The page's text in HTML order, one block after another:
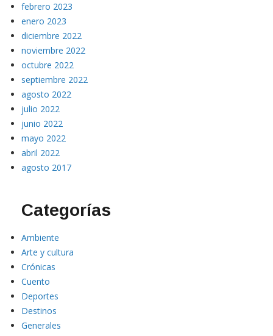
febrero 2023
enero 2023
diciembre 2022
noviembre 2022
octubre 2022
septiembre 2022
agosto 2022
julio 2022
junio 2022
mayo 2022
abril 2022
agosto 2017
Categorías
Ambiente
Arte y cultura
Crónicas
Cuento
Deportes
Destinos
Generales